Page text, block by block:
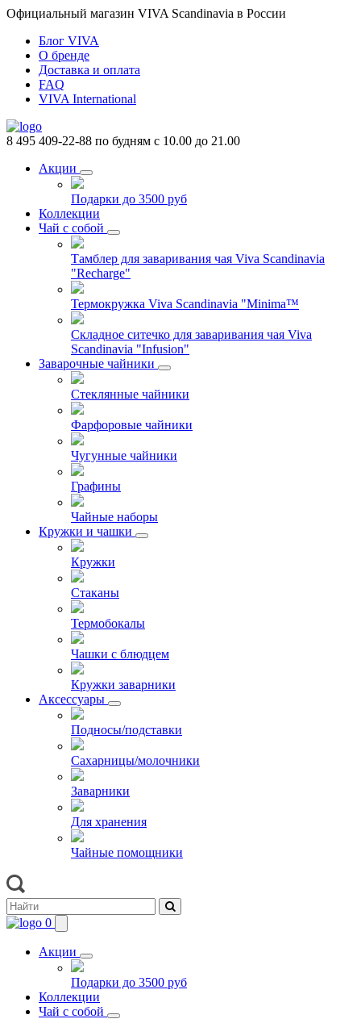
Официальный магазин VIVA Scandinavia в России
Блог VIVA
О бренде
Доставка и оплата
FAQ
VIVA International
8 495 409-22-88 по будням с 10.00 до 21.00
Акции
Подарки до 3500 руб
Коллекции
Чай с собой
Тамблер для заваривания чая Viva Scandinavia
"Recharge"
Термокружка Viva Scandinavia "Minima™
Складное ситечко для заваривания чая Viva
Scandinavia "Infusion"
Заварочные чайники
Стеклянные чайники
Фарфоровые чайники
Чугунные чайники
Графины
Чайные наборы
Кружки и чашки
Кружки
Стаканы
Термобокалы
Чашки с блюдцем
Кружки заварники
Аксессуары
Подносы/подставки
Сахарницы/молочники
Заварники
Для хранения
Чайные помощники
0
Акции
Подарки до 3500 руб
Коллекции
Чай с собой